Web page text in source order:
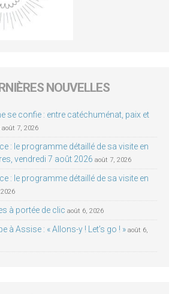
NOUVELLES
se confie : entre catéchuménat, paix et
août 7, 2026
: le programme détaillé de sa visite en
vendredi 7 août 2026 août 7, 2026
: le programme détaillé de sa visite en
à portée de clic août 6, 2026
à Assise : « Allons-y ! Let’s go ! » août 6,